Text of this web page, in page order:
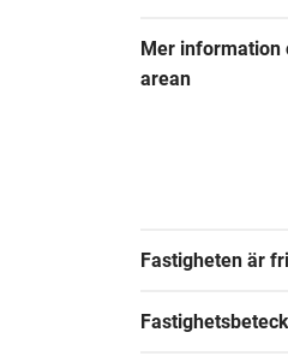
Mer information
arean
Fastigheten är